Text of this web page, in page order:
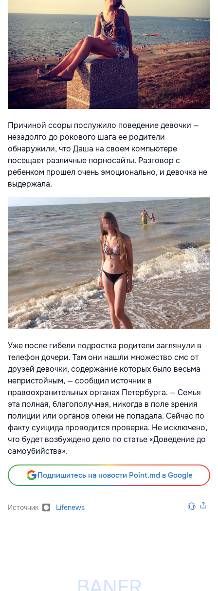
Причиной ссоры послужило поведение девочки —
незадолго до рокового шага ее родители
обнаружили, что Даша на своем компьютере
посещает различные порносайты. Разговор с
ребенком прошел очень эмоционально, и девочка не
выдержала.
Уже после гибели подростка родители заглянули в
телефон дочери. Там они нашли множество смс от
друзей девочки, содержание которых было весьма
непристойным, — сообщил источник в
правоохранительных органах Петербурга. — Семья
эта полная, благополучная, никогда в поле зрения
полиции или органов опеки не попадала. Сейчас по
факту суицида проводится проверка. Не исключено,
что будет возбуждено дело по статье «Доведение до
самоубийства».
Подпишитесь на новости Point.md в Google
Источник Lifenews